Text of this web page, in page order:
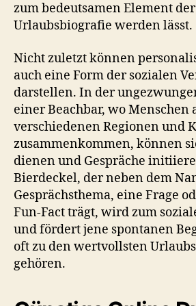
zum bedeutsamen Element
Urlaubsbiografie werden lässt.
Nicht zuletzt können
auch eine Form der sozialen
darstellen. In der
einer Beachbar, wo Menschen
verschiedenen Regionen und
zusammenkommen, können
dienen und Gespräche
Bierdeckel, der neben dem
Gesprächsthema, eine Frage
Fun-Fact trägt, wird zum
und fördert jene spontanen
oft zu den wertvollsten
gehören.